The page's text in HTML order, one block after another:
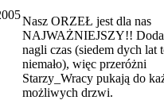
Nasz ORZEŁ jest dla nas
NAJWAŻNIEJSZY!!
nagli czas (siedem dych lat
niemało), więc przeróżni
Starzy_Wracy pukają do
możliwych drzwi.